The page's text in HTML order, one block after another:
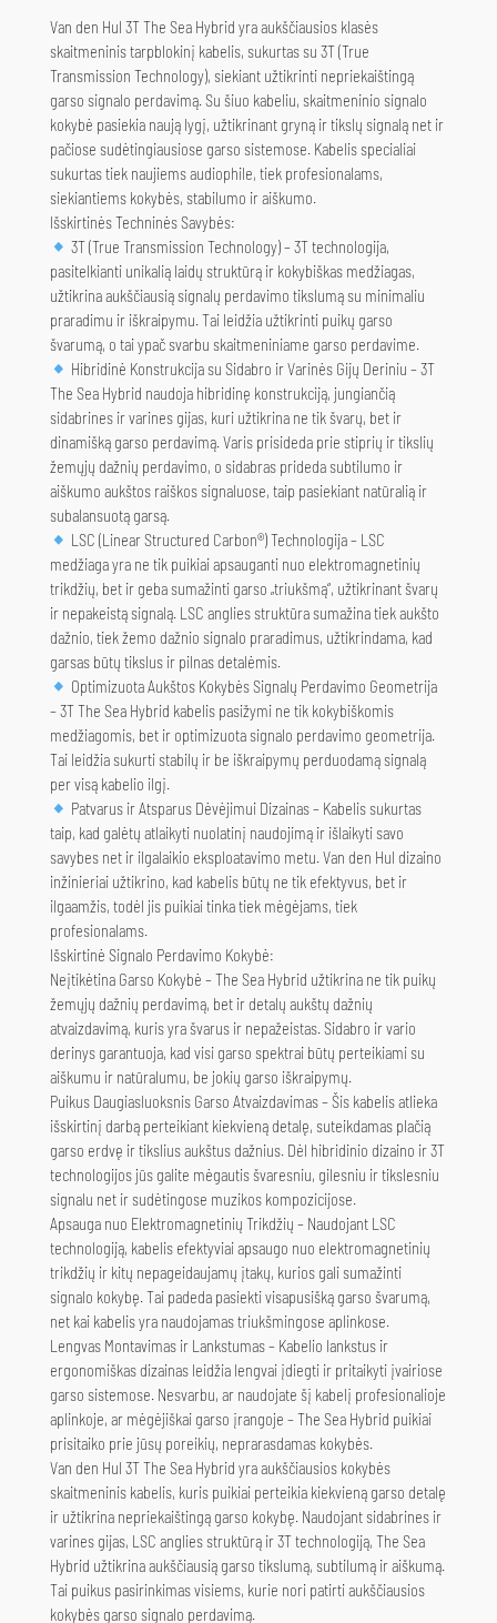
Van den Hul 3T The Sea Hybrid yra aukščiausios klasės
skaitmeninis tarpblokinį kabelis, sukurtas su 3T (True
Transmission Technology), siekiant užtikrinti nepriekaištingą
garso signalo perdavimą. Su šiuo kabeliu, skaitmeninio signalo
kokybė pasiekia naują lygį, užtikrinant gryną ir tikslų signalą net ir
pačiose sudėtingiausiose garso sistemose. Kabelis specialiai
sukurtas tiek naujiems audiophile, tiek profesionalams,
siekiantiems kokybės, stabilumo ir aiškumo.
Išskirtinės Techninės Savybės:
3T (True Transmission Technology) – 3T technologija,
pasitelkianti unikalią laidų struktūrą ir kokybiškas medžiagas,
užtikrina aukščiausią signalų perdavimo tikslumą su minimaliu
praradimu ir iškraipymu. Tai leidžia užtikrinti puikų garso
švarumą, o tai ypač svarbu skaitmeniniame garso perdavime.
Hibridinė Konstrukcija su Sidabro ir Varinės Gijų Deriniu – 3T
The Sea Hybrid naudoja hibridinę konstrukciją, jungiančią
sidabrines ir varines gijas, kuri užtikrina ne tik švarų, bet ir
dinamišką garso perdavimą. Varis prisideda prie stiprių ir tikslių
žemųjų dažnių perdavimo, o sidabras prideda subtilumo ir
aiškumo aukštos raiškos signaluose, taip pasiekiant natūralią ir
subalansuotą garsą.
LSC (Linear Structured Carbon®) Technologija – LSC
medžiaga yra ne tik puikiai apsauganti nuo elektromagnetinių
trikdžių, bet ir geba sumažinti garso „triukšmą“, užtikrinant švarų
ir nepakeistą signalą. LSC anglies struktūra sumažina tiek aukšto
dažnio, tiek žemo dažnio signalo praradimus, užtikrindama, kad
garsas būtų tikslus ir pilnas detalėmis.
Optimizuota Aukštos Kokybės Signalų Perdavimo Geometrija
– 3T The Sea Hybrid kabelis pasižymi ne tik kokybiškomis
medžiagomis, bet ir optimizuota signalo perdavimo geometrija.
Tai leidžia sukurti stabilų ir be iškraipymų perduodamą signalą
per visą kabelio ilgį.
Patvarus ir Atsparus Dėvėjimui Dizainas – Kabelis sukurtas
taip, kad galėtų atlaikyti nuolatinį naudojimą ir išlaikyti savo
savybes net ir ilgalaikio eksploatavimo metu. Van den Hul dizaino
inžinieriai užtikrino, kad kabelis būtų ne tik efektyvus, bet ir
ilgaamžis, todėl jis puikiai tinka tiek mėgėjams, tiek
profesionalams.
Išskirtinė Signalo Perdavimo Kokybė:
Neįtikėtina Garso Kokybė – The Sea Hybrid užtikrina ne tik puikų
žemųjų dažnių perdavimą, bet ir detalų aukštų dažnių
atvaizdavimą, kuris yra švarus ir nepažeistas. Sidabro ir vario
derinys garantuoja, kad visi garso spektrai būtų perteikiami su
aiškumu ir natūralumu, be jokių garso iškraipymų.
Puikus Daugiasluoksnis Garso Atvaizdavimas – Šis kabelis atlieka
išskirtinį darbą perteikiant kiekvieną detalę, suteikdamas plačią
garso erdvę ir tikslius aukštus dažnius. Dėl hibridinio dizaino ir 3T
technologijos jūs galite mėgautis švaresniu, gilesniu ir tikslesniu
signalu net ir sudėtingose muzikos kompozicijose.
Apsauga nuo Elektromagnetinių Trikdžių – Naudojant LSC
technologiją, kabelis efektyviai apsaugo nuo elektromagnetinių
trikdžių ir kitų nepageidaujamų įtakų, kurios gali sumažinti
signalo kokybę. Tai padeda pasiekti visapusišką garso švarumą,
net kai kabelis yra naudojamas triukšmingose aplinkose.
Lengvas Montavimas ir Lankstumas – Kabelio lankstus ir
ergonomiškas dizainas leidžia lengvai įdiegti ir pritaikyti įvairiose
garso sistemose. Nesvarbu, ar naudojate šį kabelį profesionalioje
aplinkoje, ar mėgėjiškai garso įrangoje – The Sea Hybrid puikiai
prisitaiko prie jūsų poreikių, neprarasdamas kokybės.
Van den Hul 3T The Sea Hybrid yra aukščiausios kokybės
skaitmeninis kabelis, kuris puikiai perteikia kiekvieną garso detalę
ir užtikrina nepriekaištingą garso kokybę. Naudojant sidabrines ir
varines gijas, LSC anglies struktūrą ir 3T technologiją, The Sea
Hybrid užtikrina aukščiausią garso tikslumą, subtilumą ir aiškumą.
Tai puikus pasirinkimas visiems, kurie nori patirti aukščiausios
kokybės garso signalo perdavimą.